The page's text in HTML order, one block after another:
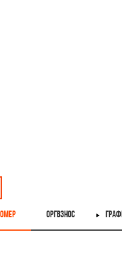
ОРГВЗНОС